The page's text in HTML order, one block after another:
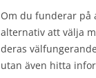
Om du funderar på
alternativ att välja
deras
utan även hitta